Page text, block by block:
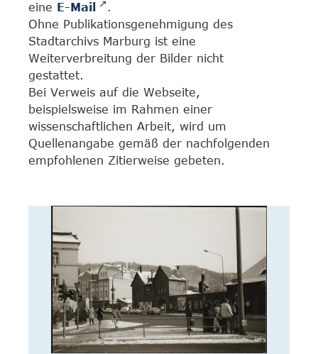
eine E-Mail
.
Ohne Publikationsgenehmigung des
Stadtarchivs Marburg ist eine
Weiterverbreitung der Bilder nicht
gestattet.
Bei Verweis auf die Webseite,
beispielsweise im Rahmen einer
wissenschaftlichen Arbeit, wird um
Quellenangabe gemäß der nachfolgenden
empfohlenen Zitierweise gebeten.